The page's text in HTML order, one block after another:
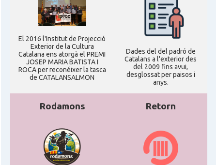
El 2016 l'Institut de Projecció
Exterior de la Cultura
Catalana ens atorgà el PREMI
JOSEP MARIA BATISTA I
ROCA per reconéixer la tasca
de CATALANSALMON
Dades del del padró de
Catalans a l'exterior des
del 2009 fins avui,
desglossat per paisos i
anys.
Rodamons Retorn